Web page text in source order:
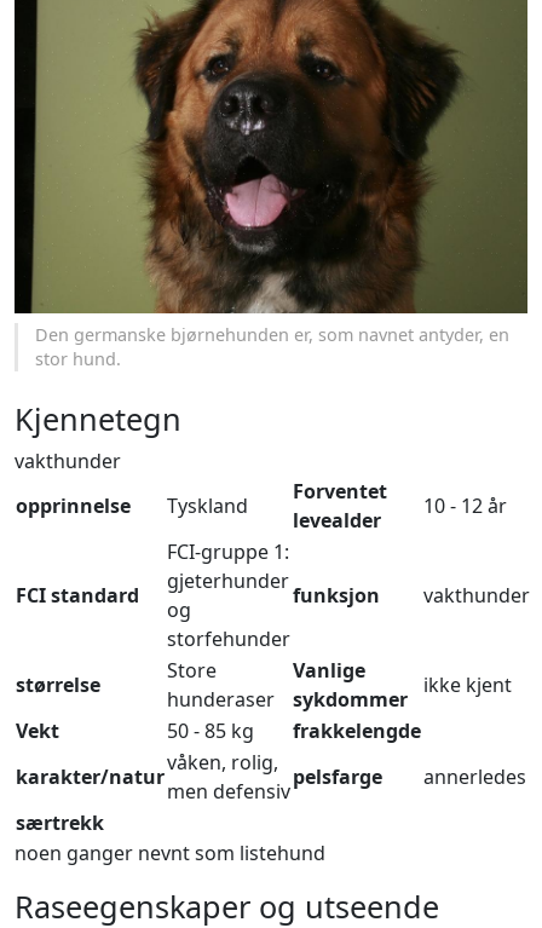
Den germanske bjørnehunden er, som navnet antyder, en
stor hund.
Kjennetegn
vakthunder
opprinnelse
Tyskland
Forventet
levealder
10 - 12 år
FCI standard
FCI-gruppe 1:
gjeterhunder
og
storfehunder
funksjon vakthunder
størrelse
Store
hunderaser
Vanlige
sykdommer
ikke kjent
Vekt
50 - 85 kg
frakkelengde
karakter/natur
våken, rolig,
men defensiv
pelsfarge
annerledes
særtrekk
noen ganger nevnt som listehund
Raseegenskaper og utseende